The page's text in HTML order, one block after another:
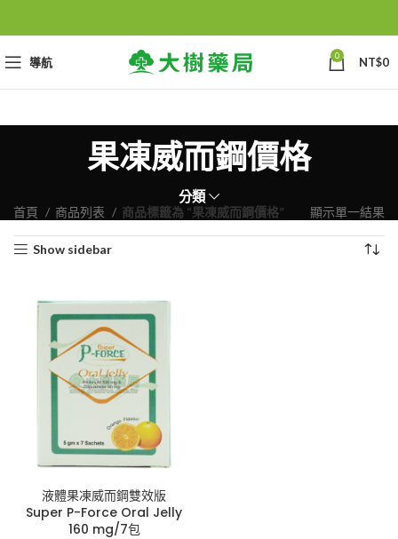
導航 0 NT$0
果凍威而鋼價格
分類
首頁 商品列表 商品標籤為 “果凍威而鋼價格” 顯示單一結果
Show sidebar
液體果凍威而鋼雙效版
Super P-Force Oral Jelly
160 mg/7包